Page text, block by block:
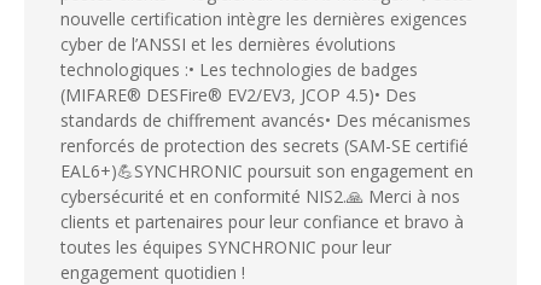
nouvelle certification intègre les dernières exigences
cyber de l’ANSSI et les dernières évolutions
technologiques :• Les technologies de badges
(MIFARE® DESFire® EV2/EV3, JCOP 4.5)• Des
standards de chiffrement avancés• Des mécanismes
renforcés de protection des secrets (SAM-SE certifié
EAL6+)💪SYNCHRONIC poursuit son engagement en
cybersécurité et en conformité NIS2.🙏 Merci à nos
clients et partenaires pour leur confiance et bravo à
toutes les équipes SYNCHRONIC pour leur
engagement quotidien !